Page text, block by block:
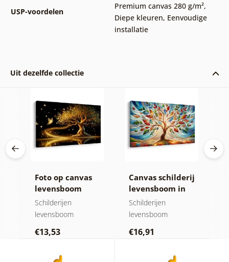
USP-voordelen
Premium canvas 280 g/m²,
Diepe kleuren, Eenvoudige
installatie
Uit dezelfde collectie
Foto op canvas
levensboom
gouden magie
Schilderijen
levensboom
€13,53
Canvas schilderij
levensboom in
kleurrijk glas-in-
lood
Schilderijen
levensboom
€16,91